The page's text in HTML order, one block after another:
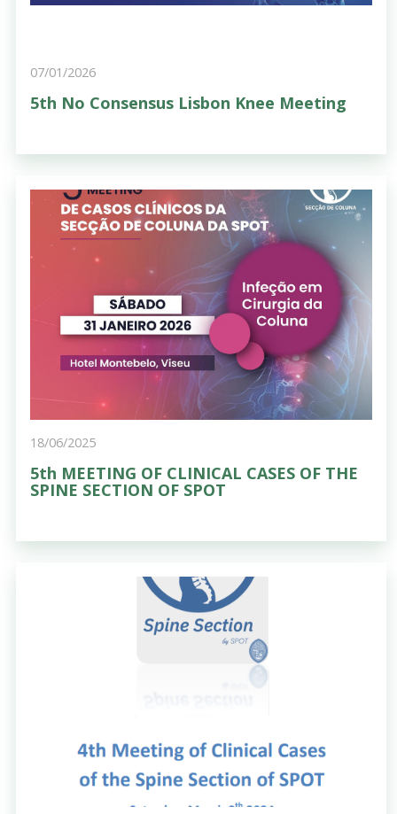
07/01/2026
5th No Consensus Lisbon Knee Meeting
18/06/2025
5th MEETING OF CLINICAL CASES OF THE
SPINE SECTION OF SPOT